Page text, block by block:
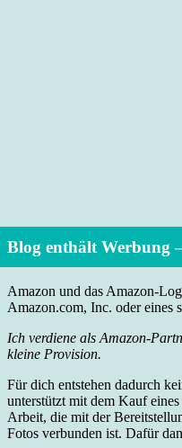
Blog enthält Werbung
Amazon und das Amazon-
Amazon.com, Inc. oder eines
Ich verdiene als Amazon-
kleine Provision.
Für dich entstehen dadurch
unterstützt mit dem Kauf
Arbeit, die mit der
Fotos verbunden ist. Dafür